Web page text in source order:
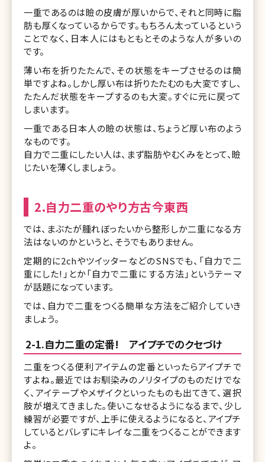
一重であるのは瞼の皮膚が厚いからで、それと同時に脂
肪も厚くなっているからです。もちろん太っているという
ことでなく、日本人にはもともとそのような人が多いの
です。
薄い布を折りたたんで、その状態をキープさせるのは簡
単ですよね。しかし厚い布は折りたたむのも大変ですし、
たたんだ状態をキープするのも大変。すぐに元に戻って
しまいます。
一重である日本人の瞼の状態は、ちょうど厚い布のよう
なものです。
自力で二重にしたい人は、まず脂肪やむくみをとって、瞼
じたいを薄くしましょう。
2.自力二重のやり方古今東西
では、まぶたが腫れぼったいから整形しか二重になる方
法はないのかというと、そうでもありません。
定期的に2chやツイッターなどのSNSでも、「自力で二
重にした!」とか「自力で二重にする方法」というテーマ
が話題になっています。
では、自力で二重をつくる簡単な方法をご紹介していき
ましょう。
2-1.自力二重の定番! アイプチでのクセづけ
二重をつくる便利アイテムの定番といったらアイプチで
すよね。最近ではお馴染みのノリタイプのものだけでな
く、アイテープやメザイクといったものも出てきて、選択
肢が増えてきました。使いこなせるようになるまで、少し
練習が必要ですが、上手に使えるようになると、アイプチ
しているとバレずにキレイな二重をつくることができます
よ。